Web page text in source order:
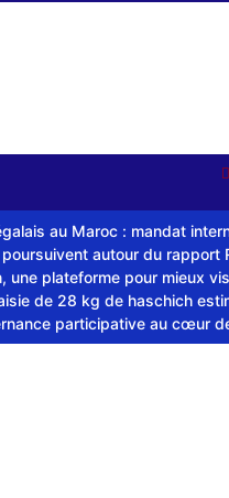
au Maroc : mandat
autour du rapport
une plateforme pour mieux
de 28 kg de haschich
participative au cœur